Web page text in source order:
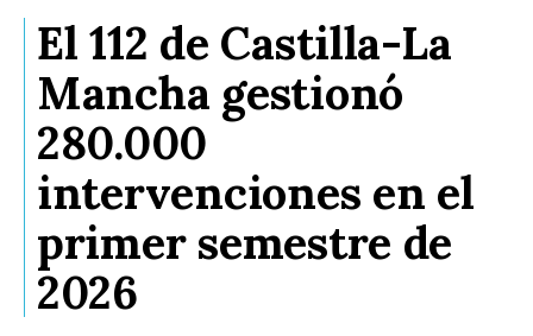
El 112 de Castilla-La
Mancha gestionó
280.000
intervenciones en el
primer semestre de
2026